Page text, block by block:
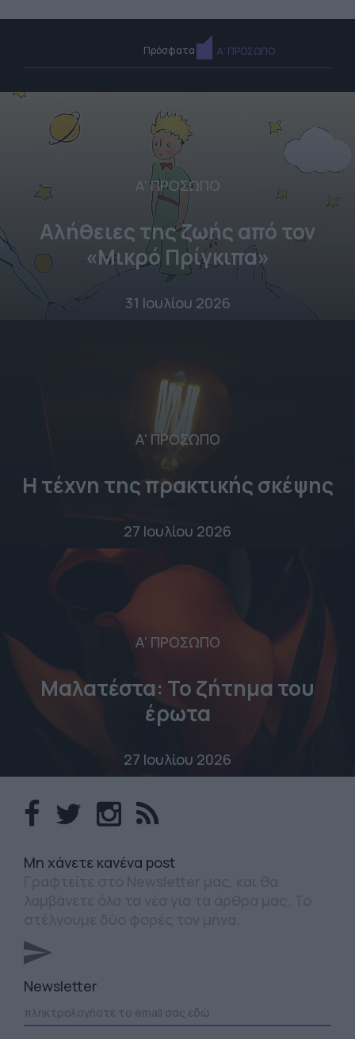
Πρόσφατα Α' ΠΡΟΣΩΠΟ
Α' ΠΡΟΣΩΠΟ
Αλήθειες της ζωής από τον
«Μικρό Πρίγκιπα»
31 Ιουλίου 2026
Α' ΠΡΟΣΩΠΟ
Η τέχνη της πρακτικής σκέψης
27 Ιουλίου 2026
Α' ΠΡΟΣΩΠΟ
Μαλατέστα: Το ζήτημα του
έρωτα
27 Ιουλίου 2026
Mη χάνετε κανένα post
Newsletter